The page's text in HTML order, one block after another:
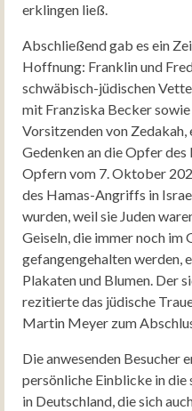
erklingen ließ.
Abschließend gab es ein
Hoffnung: Franklin und
schwäbisch-jüdischen
mit Franziska Becker
Vorsitzenden von
Gedenken an die Opfer
Opfern vom 7. Oktober
des Hamas-Angriffs in
wurden, weil sie Juden
Geiseln, die immer noch im
gefangengehalten werden,
Plakaten und Blumen. Der
rezitierte das jüdische
Martin Meyer zum
Die anwesenden Besucher
persönliche Einblicke in die
in Deutschland, die sich